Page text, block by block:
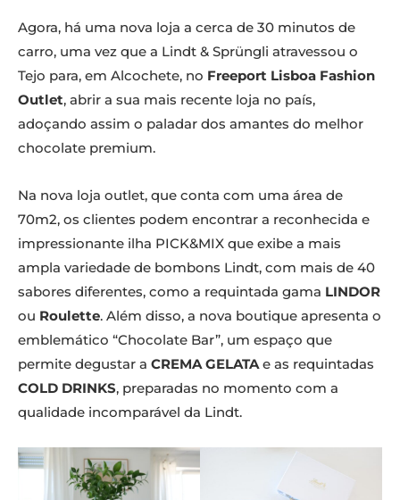
Agora, há uma nova loja a cerca de 30 minutos de
carro, uma vez que a Lindt & Sprüngli atravessou o
Tejo para, em Alcochete, no Freeport Lisboa Fashion
Outlet, abrir a sua mais recente loja no país,
adoçando assim o paladar dos amantes do melhor
chocolate premium.
Na nova loja outlet, que conta com uma área de
70m2, os clientes podem encontrar a reconhecida e
impressionante ilha PICK&MIX que exibe a mais
ampla variedade de bombons Lindt, com mais de 40
sabores diferentes, como a requintada gama LINDOR
ou Roulette. Além disso, a nova boutique apresenta o
emblemático “Chocolate Bar”, um espaço que
permite degustar a CREMA GELATAe as requintadas
COLD DRINKS, preparadas no momento com a
qualidade incomparável da Lindt.